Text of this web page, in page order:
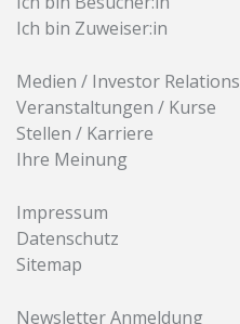
Ich bin Zuweiser:in
Medien / Investor Relations
Veranstaltungen / Kurse
Stellen / Karriere
Ihre Meinung
Impressum
Datenschutz
Sitemap
Newsletter Anmeldung